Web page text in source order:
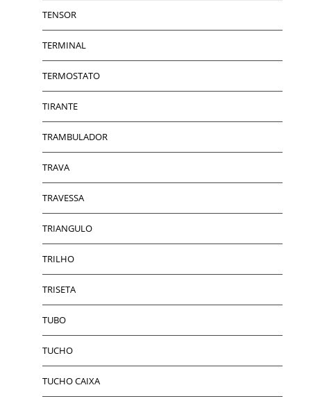
TENSOR
TERMINAL
TERMOSTATO
TIRANTE
TRAMBULADOR
TRAVA
TRAVESSA
TRIANGULO
TRILHO
TRISETA
TUBO
TUCHO
TUCHO CAIXA